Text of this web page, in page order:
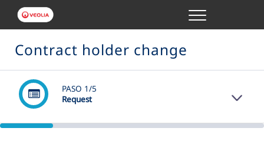
Menu
ONLINE TRANSACTIONS
YOUR SERVICE
YOUR WATER
Contract holder change
PASO 1/5
Request